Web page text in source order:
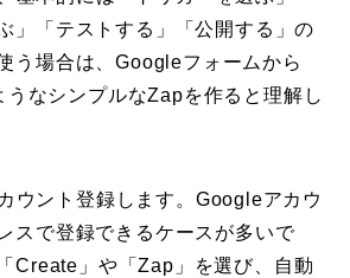
」「テストする」「公開する」の
う場合は、Googleフォームから
なシンプルなZapを作ると理解し
ウント登録します。Googleアカウ
スで登録できるケースが多いで
Create」や「Zap」を選び、自動